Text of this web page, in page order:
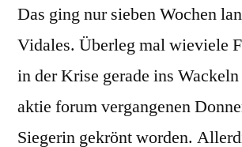
Das ging nur sieben Wochen
Vidales. Überleg mal wieviele
in der Krise gerade ins
aktie forum vergangenen
Siegerin gekrönt worden.